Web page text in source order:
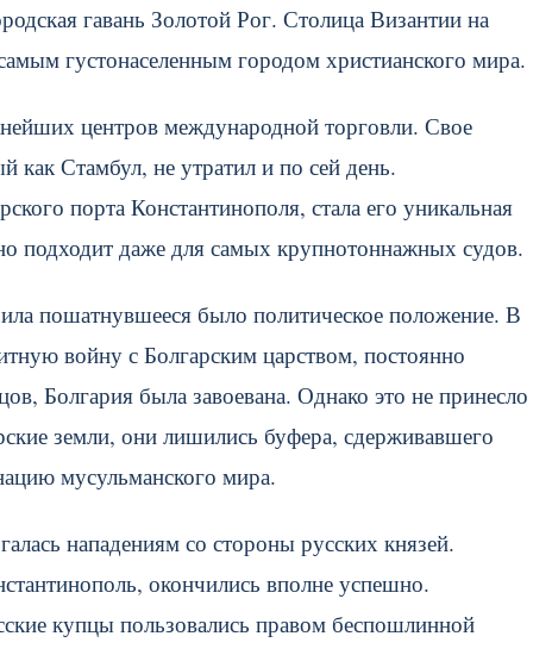
гавань Золотой Рог. Столица Византии на
густонаселенным городом христианского мира.
центров международной торговли. Свое
как Стамбул, не утратил и по сей день.
порта Константинополя, стала его уникальная
подходит даже для самых крупнотоннажных судов.
пошатнувшееся было политическое положение. В
войну с Болгарским царством, постоянно
Болгария была завоевана. Однако это не принесло
земли, они лишились буфера, сдерживавшего
мусульманского мира.
нападениям со стороны русских князей.
окончились вполне успешно.
купцы пользовались правом беспошлинной